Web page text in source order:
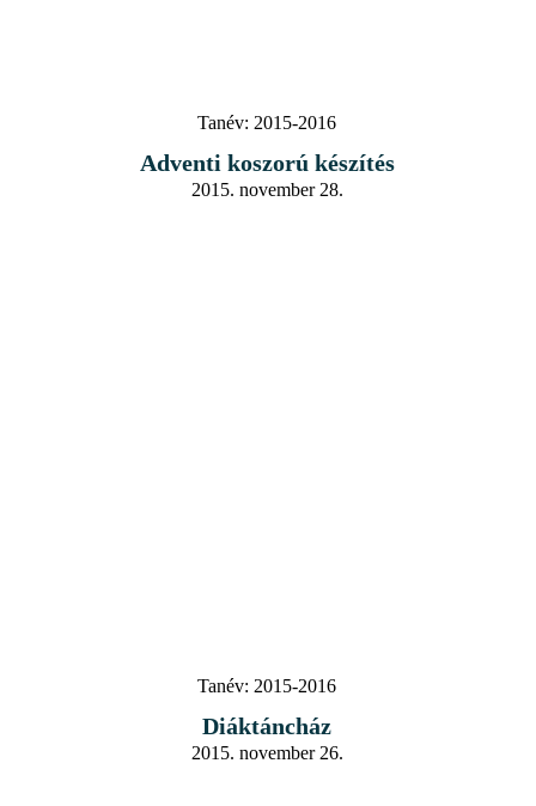
Tanév: 2015-2016
Adventi koszorú készítés
2015. november 28.
Tanév: 2015-2016
Diáktáncház
2015. november 26.